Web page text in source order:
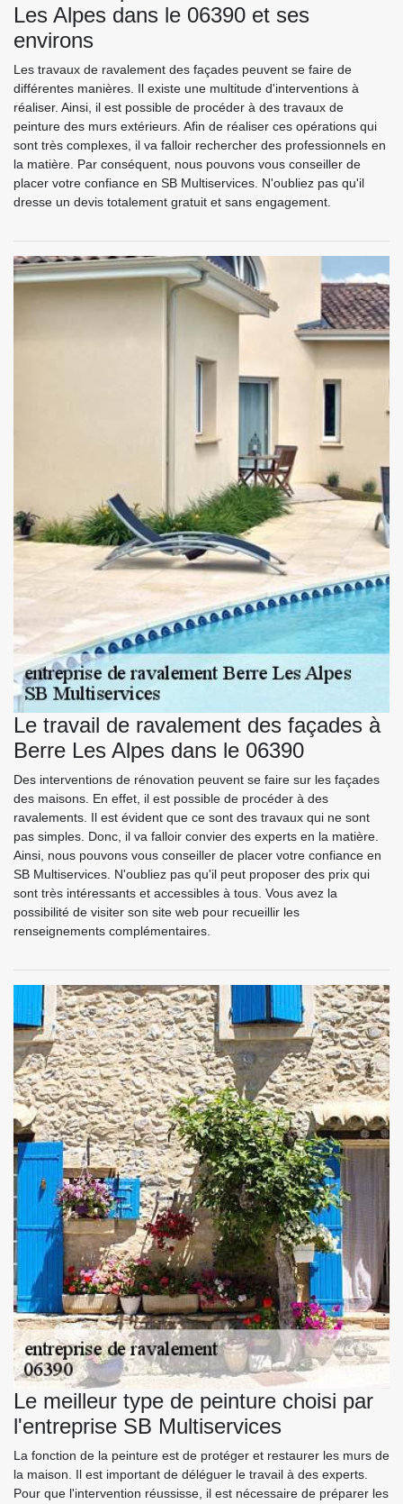
Les Alpes dans le 06390 et ses
environs
Les travaux de ravalement des façades peuvent se faire de
différentes manières. Il existe une multitude d'interventions à
réaliser. Ainsi, il est possible de procéder à des travaux de
peinture des murs extérieurs. Afin de réaliser ces opérations qui
sont très complexes, il va falloir rechercher des professionnels en
la matière. Par conséquent, nous pouvons vous conseiller de
placer votre confiance en SB Multiservices. N'oubliez pas qu'il
dresse un devis totalement gratuit et sans engagement.
Le travail de ravalement des façades à
Berre Les Alpes dans le 06390
Des interventions de rénovation peuvent se faire sur les façades
des maisons. En effet, il est possible de procéder à des
ravalements. Il est évident que ce sont des travaux qui ne sont
pas simples. Donc, il va falloir convier des experts en la matière.
Ainsi, nous pouvons vous conseiller de placer votre confiance en
SB Multiservices. N'oubliez pas qu'il peut proposer des prix qui
sont très intéressants et accessibles à tous. Vous avez la
possibilité de visiter son site web pour recueillir les
renseignements complémentaires.
Le meilleur type de peinture choisi par
l'entreprise SB Multiservices
La fonction de la peinture est de protéger et restaurer les murs de
la maison. Il est important de déléguer le travail à des experts.
Pour que l'intervention réussisse, il est nécessaire de préparer les